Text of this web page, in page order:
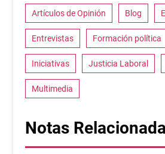
Artículos de Opinión Blog
Entrevistas Formación política
Iniciativas Justicia Laboral
Multimedia
Notas